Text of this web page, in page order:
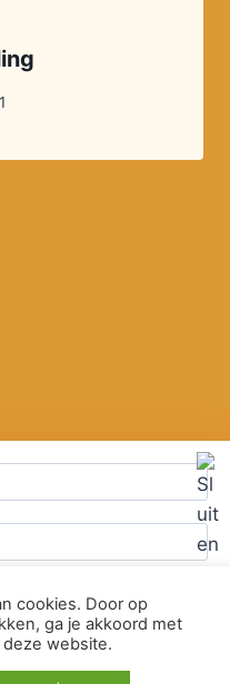
cookies. Door op
ga je akkoord met
website.